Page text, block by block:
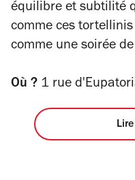
équilibre et subtilité
comme ces
comme une soirée
Où ? 1 rue